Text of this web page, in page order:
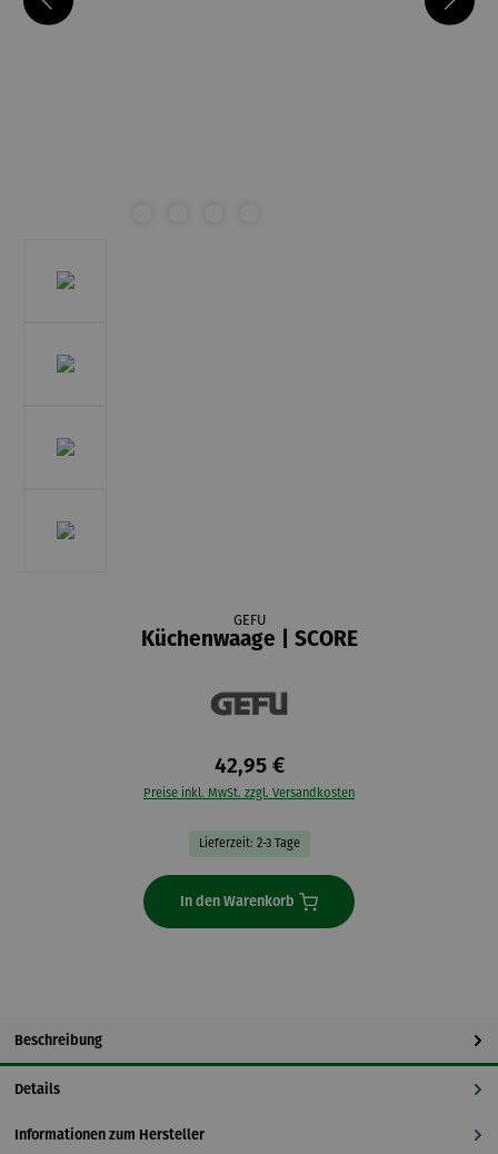
GEFU
Küchenwaage | SCORE
42,95 €
Preise inkl. MwSt. zzgl. Versandkosten
Lieferzeit: 2-3 Tage
In den Warenkorb
Beschreibung
Details
Informationen zum Hersteller